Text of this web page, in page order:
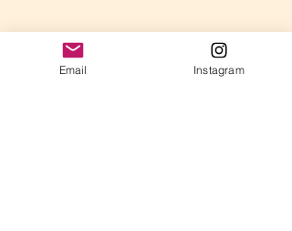
Email Instagram